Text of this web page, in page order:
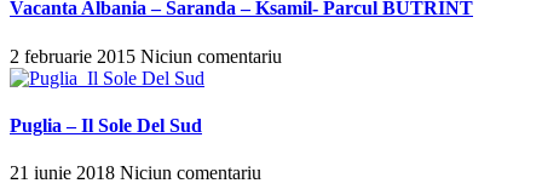
Vacanta Albania – Saranda – Ksamil- Parcul BUTRINT
2 februarie 2015 Niciun comentariu
Puglia – Il Sole Del Sud
21 iunie 2018 Niciun comentariu